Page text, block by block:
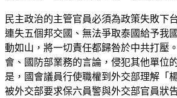
民主政治的主管官員必須為政策失敗下
連失五個邦交國、無法爭取泰國給予我
動如山，將一切責任都歸咎於中共打壓
會、國防部業務的言論，侵犯其他單位
是，國會議員行使職權到外交部理解「
被外交部要求保六員警與外交部官員狀